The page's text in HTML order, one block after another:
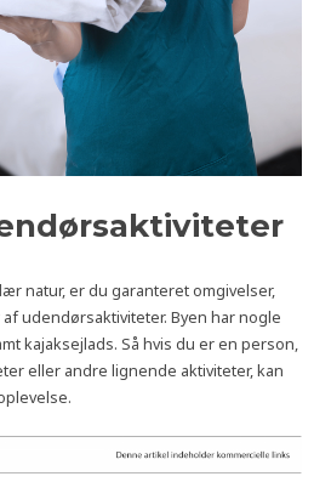
natur, er du garanteret omgivelser,
udendørsaktiviteter. Byen har nogle
kajaksejlads. Så hvis du er en person,
eller andre lignende aktiviteter, kan